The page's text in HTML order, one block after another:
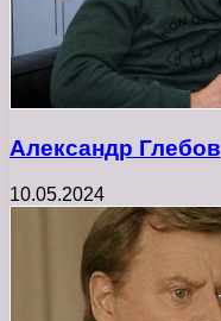
Александр Глебов
10.05.2024